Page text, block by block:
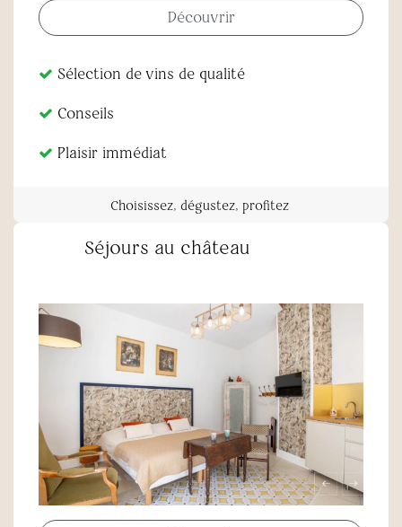
Découvrir
Sélection de vins de qualité
Conseils
Plaisir immédiat
Choisissez, dégustez, profitez
Séjours au château